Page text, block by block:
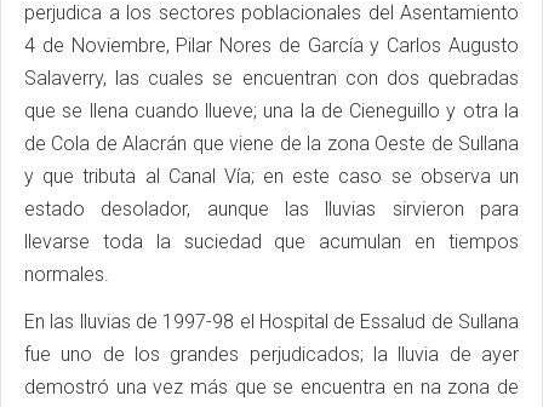
perjudica a los sectores poblacionales del Asentamiento
4 de Noviembre, Pilar Nores de García y Carlos Augusto
Salaverry, las cuales se encuentran con dos quebradas
que se llena cuando llueve; una la de Cieneguillo y otra la
de Cola de Alacrán que viene de la zona Oeste de Sullana
y que tributa al Canal Vía; en este caso se observa un
estado desolador, aunque las lluvias sirvieron para
llevarse toda la suciedad que acumulan en tiempos
normales.
En las lluvias de 1997-98 el Hospital de Essalud de Sullana
fue uno de los grandes perjudicados; la lluvia de ayer
demostró una vez más que se encuentra en na zona de